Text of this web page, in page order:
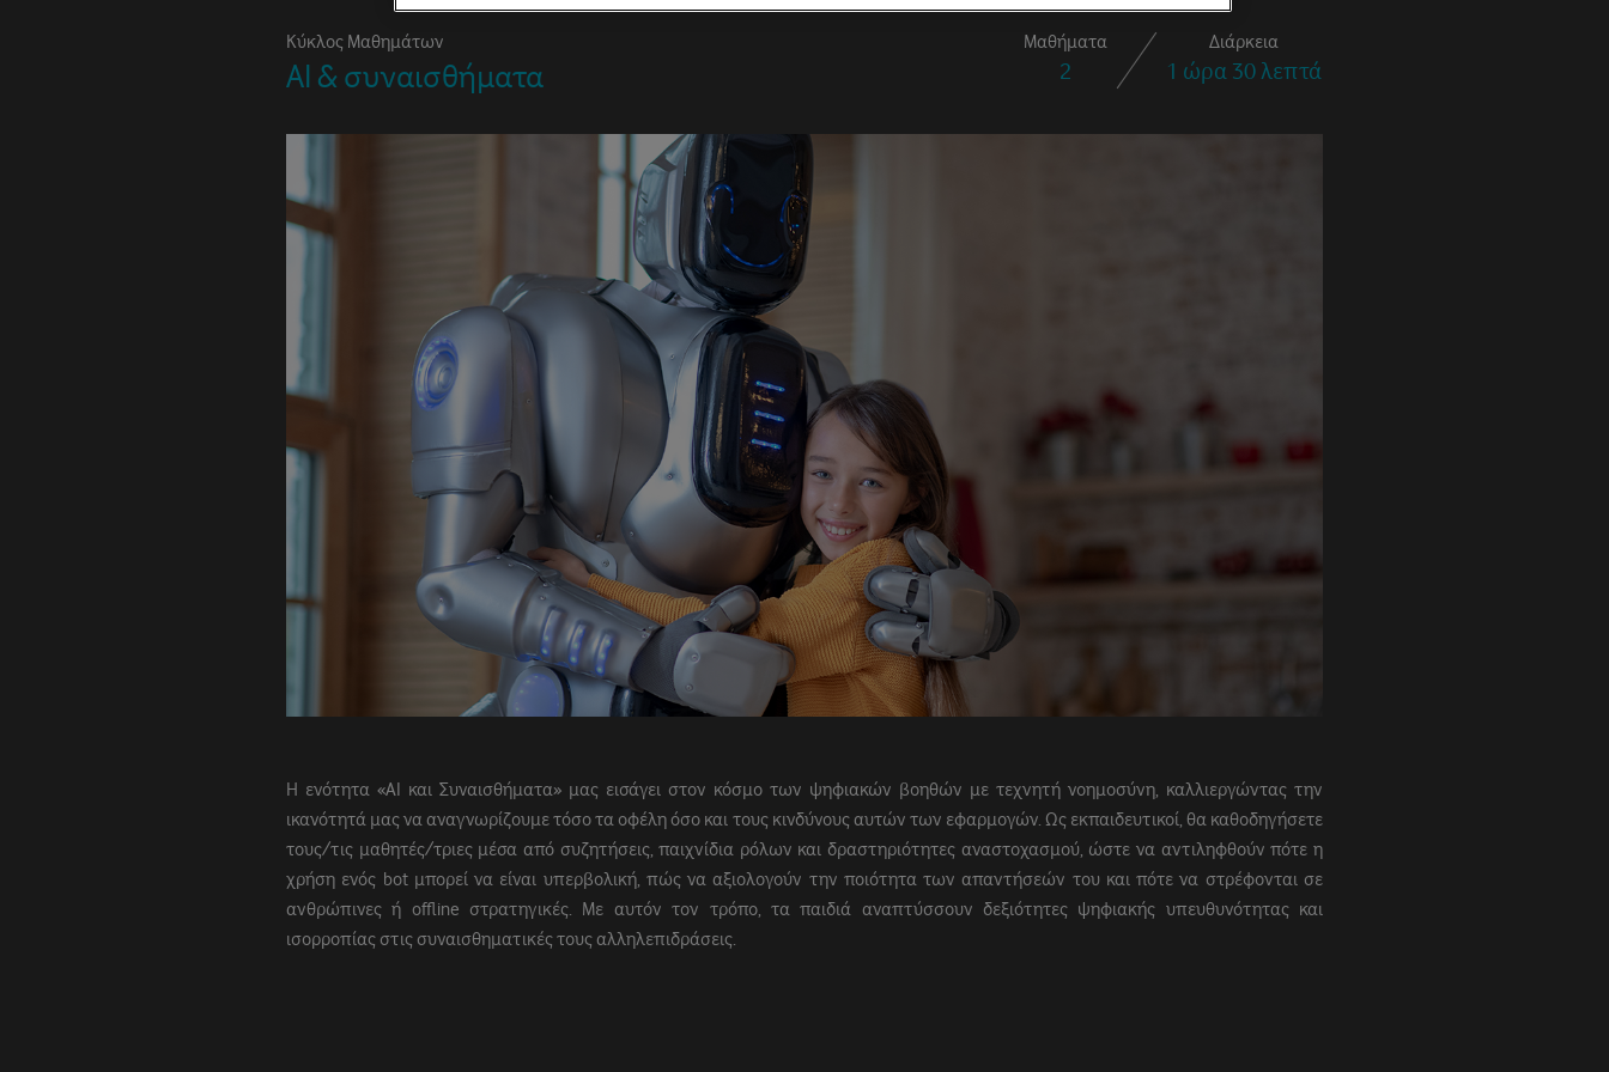
Κύκλος Μαθημάτων
ΑΙ & συναισθήματα
Μαθήματα
2
Διάρκεια
1 ώρα 30 λεπτά
Η ενότητα «AI και Συναισθήματα» μας εισάγει στον κόσμο των ψηφιακών βοηθών με τεχνητή νοημοσύνη, καλλιεργώντας την
ικανότητά μας να αναγνωρίζουμε τόσο τα οφέλη όσο και τους κινδύνους αυτών των εφαρμογών. Ως εκπαιδευτικοί, θα καθοδηγήσετε
τους/τις μαθητές/τριες μέσα από συζητήσεις, παιχνίδια ρόλων και δραστηριότητες αναστοχασμού, ώστε να αντιληφθούν πότε η
χρήση ενός bot μπορεί να είναι υπερβολική, πώς να αξιολογούν την ποιότητα των απαντήσεών του και πότε να στρέφονται σε
ανθρώπινες ή offline στρατηγικές. Με αυτόν τον τρόπο, τα παιδιά αναπτύσσουν δεξιότητες ψηφιακής υπευθυνότητας και
ισορροπίας στις συναισθηματικές τους αλληλεπιδράσεις.